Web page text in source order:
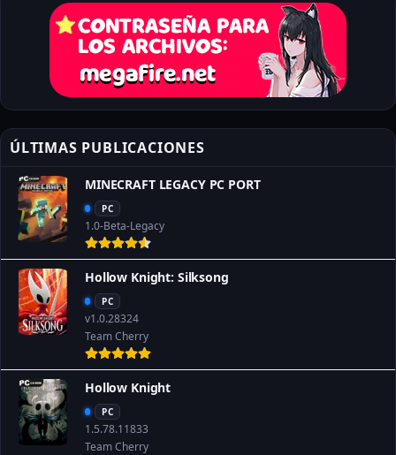
ÚLTIMAS PUBLICACIONES
MINECRAFT LEGACY PC PORT
PC
1.0-Beta-Legacy
Hollow Knight: Silksong
PC
v1.0.28324
Team Cherry
Hollow Knight
PC
1.5.78.11833
Team Cherry